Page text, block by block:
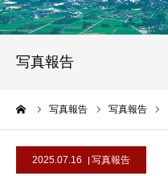
写真報告
写真報告 写真報告
2025.07.16 写真報告